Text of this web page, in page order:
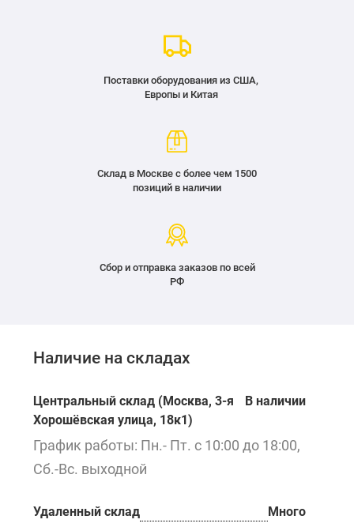
Поставки оборудования из США,
Европы и Китая
Склад в Москве с более чем 1500
позиций в наличии
Сбор и отправка заказов по всей
РФ
Наличие на складах
Центральный склад (Москва, 3-я
Хорошёвская улица, 18к1)
В наличии
График работы: Пн.- Пт. с 10:00 до 18:00,
Сб.-Вс. выходной
Удаленный склад Много